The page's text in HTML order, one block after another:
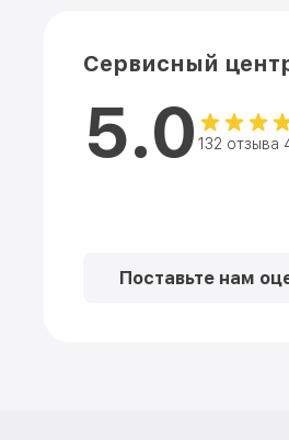
Сервисный
5.0 132 отзыва
Поставьте нам